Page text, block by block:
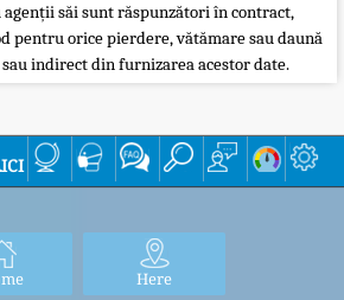
agenții săi sunt răspunzători în contract,
pentru orice pierdere, vătămare sau daună
indirect din furnizarea acestor date.
Here